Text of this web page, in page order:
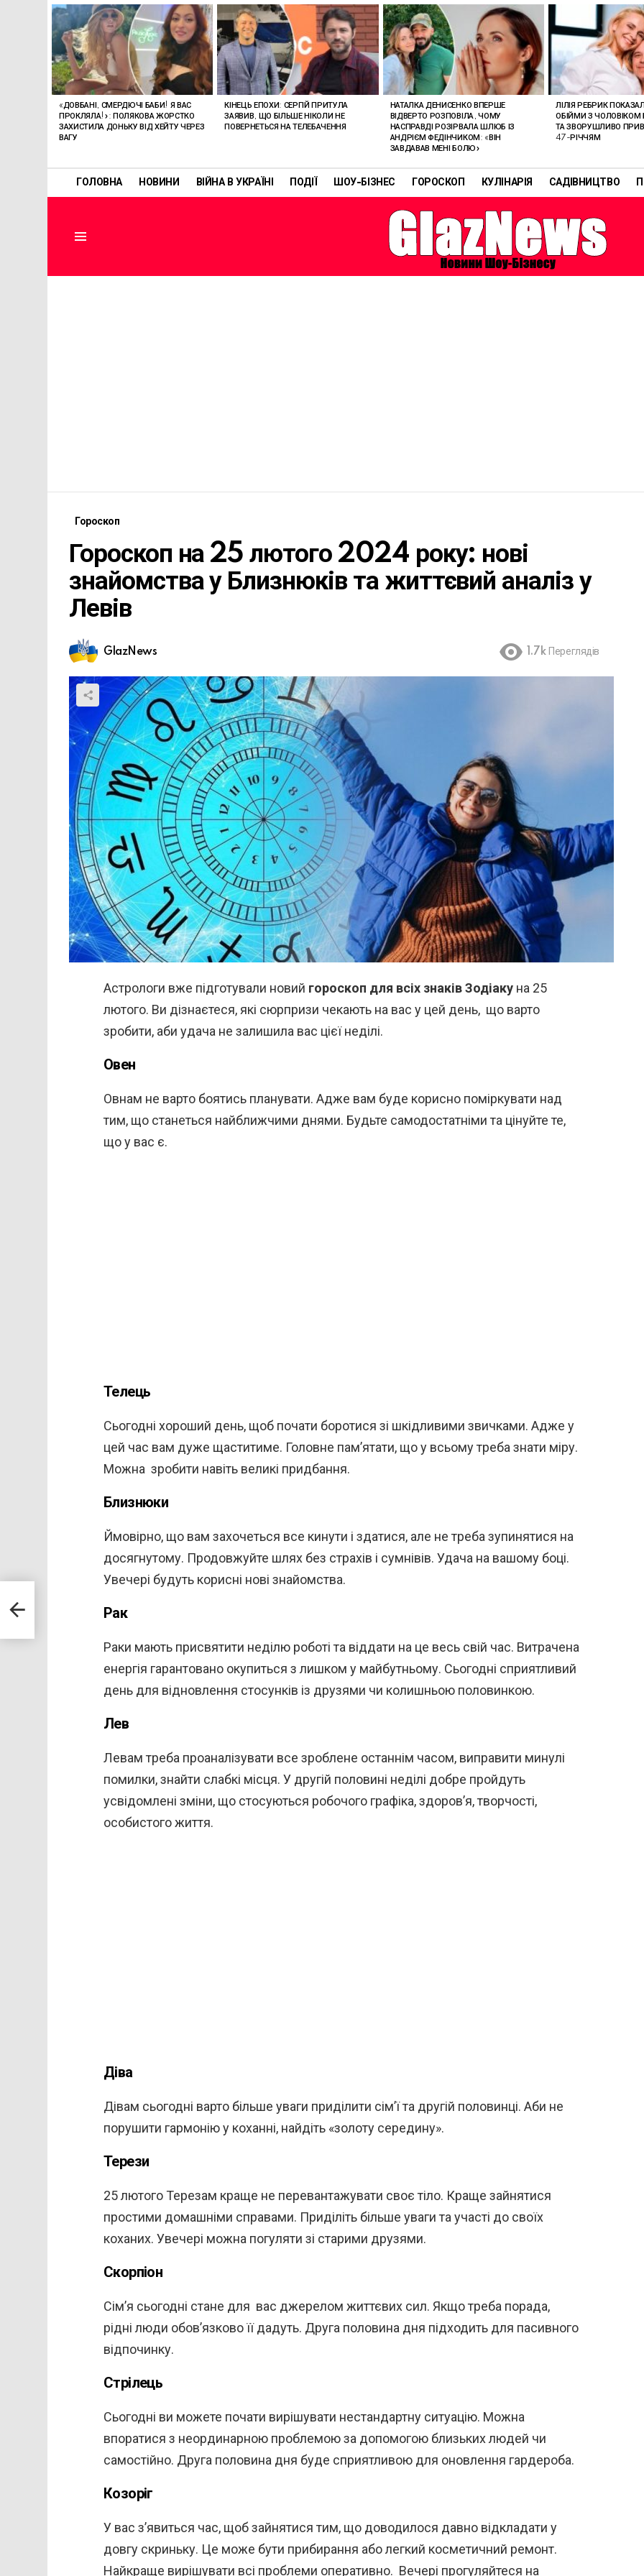
ГОЛОВНА НОВИНИ ВІЙНА В УКРАЇНІ ПОДІЇ ШОУ-БІЗНЕС ГОРОСКОП КУЛІНАРІЯ САДІВНИЦТВО
ОСТАННІ
СТАТТІ
«ДОВБАНІ, СМЕРДЮЧІ БАБИ! Я ВАС
ПРОКЛЯЛА!»: ПОЛЯКОВА ЖОРСТКО
ЗАХИСТИЛА ДОНЬКУ ВІД ХЕЙТУ ЧЕРЕЗ
ВАГУ
КІНЕЦЬ ЕПОХИ: СЕРГІЙ ПРИТУЛА
ЗАЯВИВ, ЩО БІЛЬШЕ НІКОЛИ НЕ
ПОВЕРНЕТЬСЯ НА ТЕЛЕБАЧЕННЯ
НАТАЛКА ДЕНИСЕНКО ВПЕРШЕ
ВІДВЕРТО РОЗПОВІЛА, ЧОМУ
НАСПРАВДІ РОЗІРВАЛА ШЛЮБ ІЗ
АНДРІЄМ ФЕДІНЧИКОМ: «ВІН
ЗАВДАВАВ МЕНІ БОЛЮ»
ЛІЛІЯ РЕБРИК
ОБІЙМИ З ЧОЛОВІКОМ
ТА ЗВОРУШЛИВО
47-РІЧЧЯМ
Гороскоп
Гороскоп на 25 лютого 2024 року: нові
знайомства у Близнюків та життєвий аналіз у
Левів
GlazNews 1.7k Переглядів
Астрологи вже підготували новий гороскоп для всіх знаків Зодіаку на 25
лютого. Ви дізнаєтеся, які сюрпризи чекають на вас у цей день, що варто
зробити, аби удача не залишила вас цієї неділі.
Овен
Овнам не варто боятись планувати. Адже вам буде корисно поміркувати над
тим, що станеться найближчими днями. Будьте самодостатніми та цінуйте те,
що у вас є.
Телець
Сьогодні хороший день, щоб почати боротися зі шкідливими звичками. Адже у
цей час вам дуже щаститиме. Головне пам’ятати, що у всьому треба знати міру.
Можна зробити навіть великі придбання.
Близнюки
Ймовірно, що вам захочеться все кинути і здатися, але не треба зупинятися на
досягнутому. Продовжуйте шлях без страхів і сумнівів. Удача на вашому боці.
Увечері будуть корисні нові знайомства.
Рак
Раки мають присвятити неділю роботі та віддати на це весь свій час. Витрачена
енергія гарантовано окупиться з лишком у майбутньому. Сьогодні сприятливий
день для відновлення стосунків із друзями чи колишньою половинкою.
Лев
Левам треба проаналізувати все зроблене останнім часом, виправити минулі
помилки, знайти слабкі місця. У другій половині неділі добре пройдуть
усвідомлені зміни, що стосуються робочого графіка, здоров’я, творчості,
особистого життя.
Діва
Дівам сьогодні варто більше уваги приділити сім’ї та другій половинці. Аби не
порушити гармонію у коханні, найдіть «золоту середину».
Терези
25 лютого Терезам краще не перевантажувати своє тіло. Краще зайнятися
простими домашніми справами. Приділіть більше уваги та участі до своїх
коханих. Увечері можна погуляти зі старими друзями.
Скорпіон
Сім’я сьогодні стане для вас джерелом життєвих сил. Якщо треба порада,
рідні люди обов’язково її дадуть. Друга половина дня підходить для пасивного
відпочинку.
Стрілець
Сьогодні ви можете почати вирішувати нестандартну ситуацію. Можна
впоратися з неординарною проблемою за допомогою близьких людей чи
самостійно. Друга половина дня буде сприятливою для оновлення гардероба.
Козоріг
У вас з’явиться час, щоб зайнятися тим, що доводилося давно відкладати у
довгу скриньку. Це може бути прибирання або легкий косметичний ремонт.
Найкраще вирішувати всі проблеми оперативно. Вечері прогуляйтеся на